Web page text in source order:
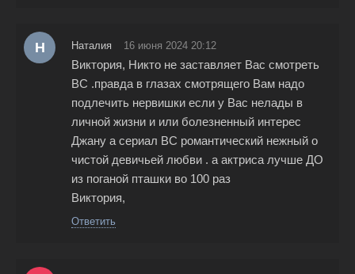
Н Наталия 16 июня 2024 20:12
Виктория, Никто не заставляет Вас смотреть
ВС .правда в глазах смотрящего Вам надо
подлечить нервишки если у Вас нелады в
личной жизни и или болезненный интерес
Джану а сериал ВС романтический нежный о
чистой девичьей любви . а актриса лучше ДО
из поганой пташки во 100 раз
Виктория,
Ответить